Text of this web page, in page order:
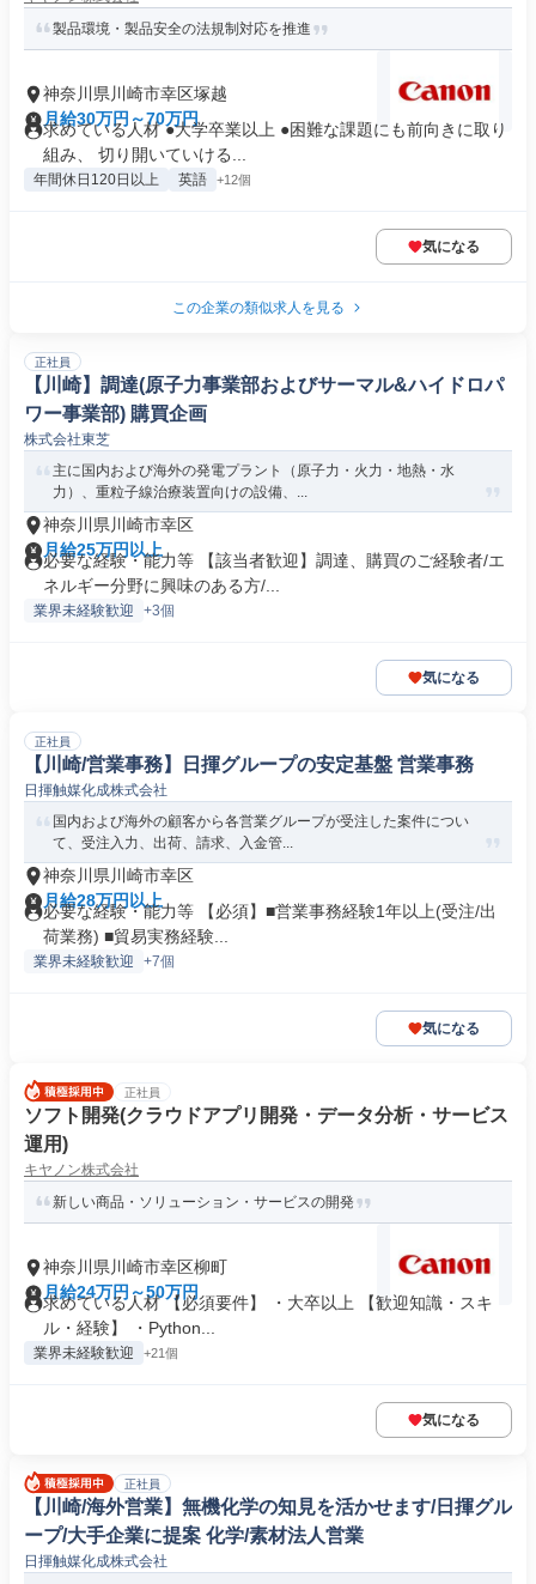
製品環境・製品安全の法規制対応を推進
神奈川県川崎市幸区塚越
月給30万円～70万円
求めている人材 ●大学卒業以上 ●困難な課題にも前向きに取り
組み、 切り開いていける...
年間休日120日以上 英語 +12個
気になる
この企業の類似求人を見る
正社員
【川崎】調達(原子力事業部およびサーマル&ハイドロパ
ワー事業部) 購買企画
株式会社東芝
主に国内および海外の発電プラント（原子力・火力・地熱・水
力）、重粒子線治療装置向けの設備、...
神奈川県川崎市幸区
月給25万円以上
必要な経験・能力等 【該当者歓迎】調達、購買のご経験者/エ
ネルギー分野に興味のある方/...
業界未経験歓迎 +3個
気になる
正社員
【川崎/営業事務】日揮グループの安定基盤 営業事務
日揮触媒化成株式会社
国内および海外の顧客から各営業グループが受注した案件につい
て、受注入力、出荷、請求、入金管...
神奈川県川崎市幸区
月給28万円以上
必要な経験・能力等 【必須】■営業事務経験1年以上(受注/出
荷業務) ■貿易実務経験...
業界未経験歓迎 +7個
気になる
正社員
ソフト開発(クラウドアプリ開発・データ分析・サービス
運用)
キヤノン株式会社
新しい商品・ソリューション・サービスの開発
神奈川県川崎市幸区柳町
月給24万円～50万円
求めている人材 【必須要件】 ・大卒以上 【歓迎知識・スキ
ル・経験】 ・Python...
業界未経験歓迎 +21個
気になる
正社員
【川崎/海外営業】無機化学の知見を活かせます/日揮グル
ープ/大手企業に提案 化学/素材法人営業
日揮触媒化成株式会社